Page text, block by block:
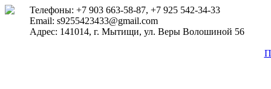
Телефоны: +7 903 663-58-87, +7 925 542-34-33
Email: s9255423433@gmail.com
Адрес: 141014, г. Мытищи, ул. Веры Волошиной 56